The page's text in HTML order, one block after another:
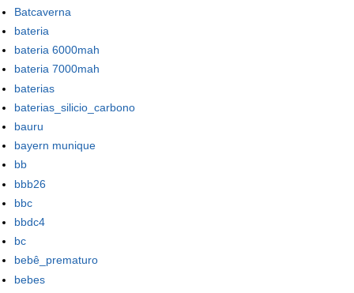
Batcaverna
bateria
bateria 6000mah
bateria 7000mah
baterias
baterias_silicio_carbono
bauru
bayern munique
bb
bbb26
bbc
bbdc4
bc
bebê_prematuro
bebes